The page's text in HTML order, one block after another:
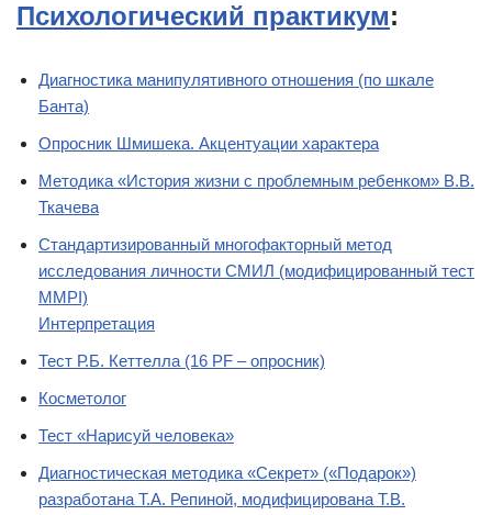
Психологический практикум:
Диагностика манипулятивного отношения (по шкале
Банта)
Опросник Шмишека. Акцентуации характера
Методика «История жизни с проблемным ребенком» В.В.
Ткачева
Стандартизированный многофакторный метод
исследования личности СМИЛ (модифицированный тест
MMPI)
Интерпретация
Тест Р.Б. Кеттелла (16 PF – опросник)
Косметолог
Тест «Нарисуй человека»
Диагностическая методика «Секрет» («Подарок»)
разработана Т.А. Репиной, модифицирована Т.В.